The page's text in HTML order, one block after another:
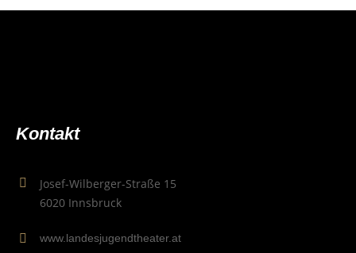
Kon­takt
Josef-Wilberger-Straße 15
6020 Innsbruck
www.landesjugendtheater.at